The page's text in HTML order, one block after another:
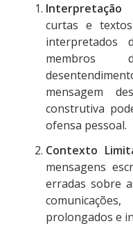
Interpretação
curtas e
interpretados
membros
mensagem
construtiva
ofensa pessoal.
Contexto
mensagens
erradas sobre
prolongados e